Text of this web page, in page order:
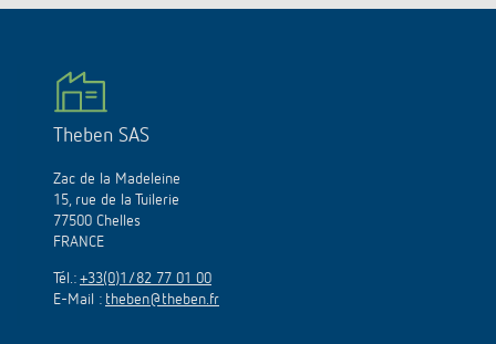
Theben SAS
Zac de la Madeleine
15, rue de la Tuilerie
77500 Chelles
FRANCE
Tél.: +33(0)1/82 77 01 00
E-Mail : theben@theben.fr